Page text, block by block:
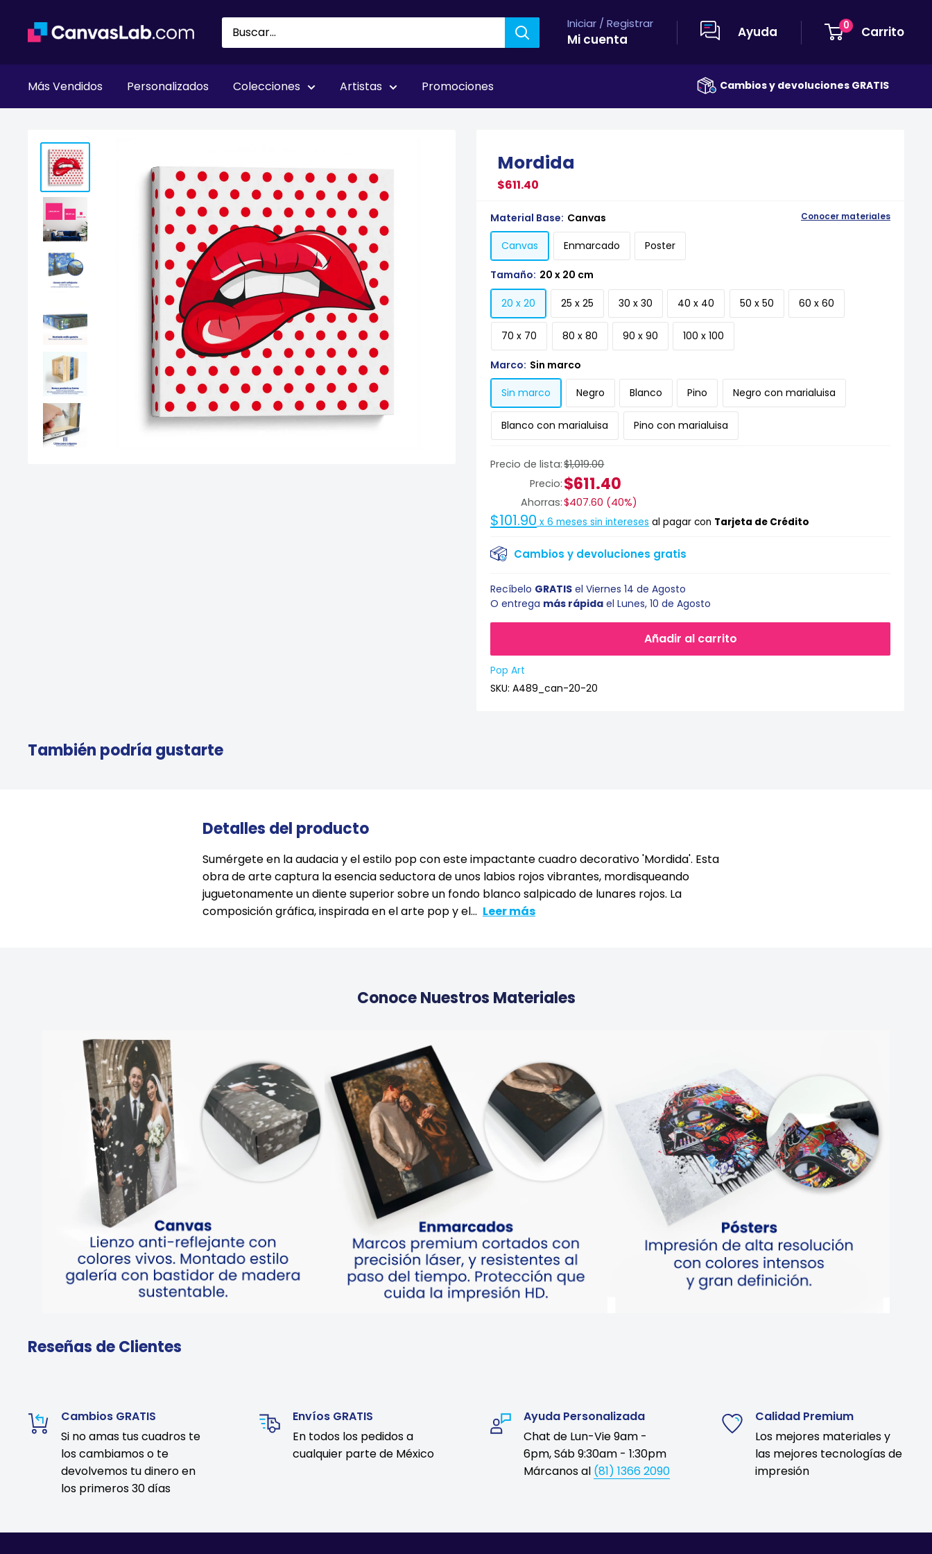
directamente
contenido
Iniciar / Registrar
Mi cuenta Ayuda 0 Carrito
Más Vendidos Personalizados Colecciones Artistas Promociones Cambios y devoluciones GRATIS
Envío GRATIS
Mordida
$611.40
Precio de lista:$1,019.00
Precio: $611.40
Ahorras:$407.60 (40%)
$101.90 x 6 meses sin intereses al pagar con Tarjeta de Crédito
Cambios y devoluciones gratis
Material Base: Canvas Conocer materiales
Canvas Enmarcado Poster
Tamaño: 20 x 20 cm
20 x 20 25 x 25 30 x 30 40 x 40 50 x 50 60 x 60
70 x 70 80 x 80 90 x 90 100 x 100
Marco: Sin marco
Sin marco Negro Blanco Pino Negro con marialuisa
Blanco con marialuisa Pino con marialuisa
Añadir al carrito
Recíbelo GRATIS el Viernes 14 de Agosto
O entrega más rápida el Lunes, 10 de Agosto
Pop Art
SKU: A489_can-20-20
También podría gustarte
Detalles del producto
Sumérgete en la audacia y el estilo pop con este impactante cuadro decorativo 'Mordida'. Esta
obra de arte captura la esencia seductora de unos labios rojos vibrantes, mordisqueando
juguetonamente un diente superior sobre un fondo blanco salpicado de lunares rojos. La
composición gráfica, inspirada en el arte pop y el... Leer más
Conoce Nuestros Materiales
Reseñas de Clientes
Cambios GRATIS
Si no amas tus cuadros te
los cambiamos o te
devolvemos tu dinero en
los primeros 30 días
Envíos GRATIS
En todos los pedidos a
cualquier parte de México
Ayuda Personalizada
Chat de Lun-Vie 9am -
6pm, Sáb 9:30am - 1:30pm
Márcanos al (81) 1366 2090
Calidad Premium
Los mejores materiales y
las mejores tecnologías de
impresión